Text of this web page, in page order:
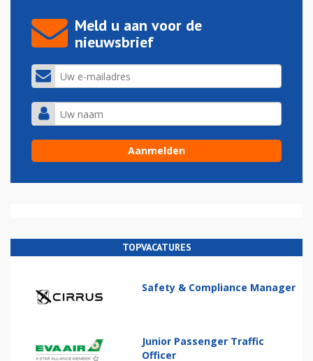
Meld u aan voor de
nieuwsbrief
TOPVACATURES
Safety & Compliance Manager
Junior Passenger Traffic
Officer